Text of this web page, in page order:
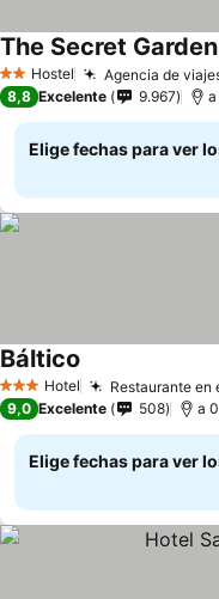
2 Estrellas
Hostel Agencia de
The Secret Garden
8,8 Excelente 9.967
Elige fechas para ver
3 Estrellas
Hotel Restaurante en
Báltico
9,0 Excelente 508 a
Elige fechas para ver